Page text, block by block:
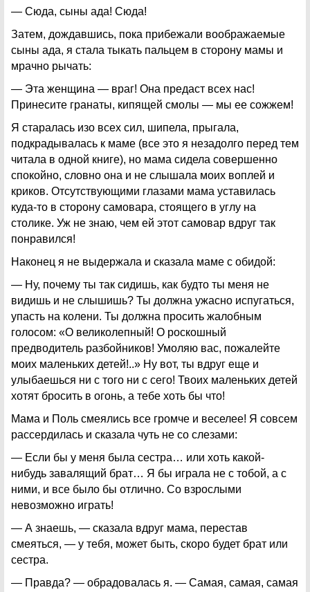
— Сюда, сыны ада! Сюда!
Затем, дождавшись, пока прибежали воображаемые
сыны ада, я стала тыкать пальцем в сторону мамы и
мрачно рычать:
— Эта женщина — враг! Она предаст всех нас!
Принесите гранаты, кипящей смолы — мы ее сожжем!
Я старалась изо всех сил, шипела, прыгала,
подкрадывалась к маме (все это я незадолго перед тем
читала в одной книге), но мама сидела совершенно
спокойно, словно она и не слышала моих воплей и
криков. Отсутствующими глазами мама уставилась
куда-то в сторону самовара, стоящего в углу на
столике. Уж не знаю, чем ей этот самовар вдруг так
понравился!
Наконец я не выдержала и сказала маме с обидой:
— Ну, почему ты так сидишь, как будто ты меня не
видишь и не слышишь? Ты должна ужасно испугаться,
упасть на колени. Ты должна просить жалобным
голосом: «О великолепный! О роскошный
предводитель разбойников! Умоляю вас, пожалейте
моих маленьких детей!..» Ну вот, ты вдруг еще и
улыбаешься ни с того ни с сего! Твоих маленьких детей
хотят бросить в огонь, а тебе хоть бы что!
Мама и Поль смеялись все громче и веселее! Я совсем
рассердилась и сказала чуть не со слезами:
— Если бы у меня была сестра… или хоть какой-
нибудь завалящий брат… Я бы играла не с тобой, а с
ними, и все было бы отлично. Со взрослыми
невозможно играть!
— А знаешь, — сказала вдруг мама, перестав
смеяться, — у тебя, может быть, скоро будет брат или
сестра.
— Правда? — обрадовалась я. — Самая, самая, самая